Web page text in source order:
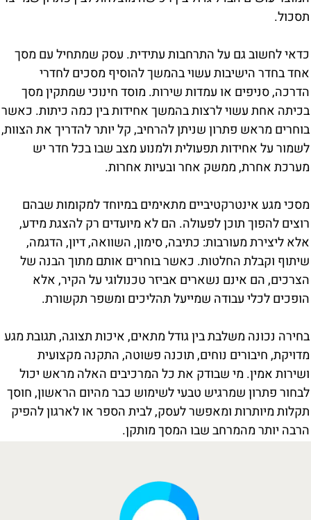
תסכול.
כדאי לחשוב גם על התרחבות עתידית. עסק שמתחיל עם מסך
אחד בחדר הישיבות עשוי בהמשך להוסיף מסכים לחדרי
הדרכה, סניפים או עמדות שירות. מוסד חינוכי שמתקין מסך
בכיתה אחת עשוי לרצות בהמשך אחידות בין כמה כיתות. כאשר
בוחרים מראש פתרון שניתן להרחיב, קל יותר להדריך את הצוות,
לשמור על אחידות תפעולית ולמנוע מצב שבו בכל חדר יש
מערכת אחרת, ממשק אחר ובעיות אחרות.
מסכי מגע אינטרקטיביים מתאימים במיוחד למקומות שבהם
רוצים להפוך תוכן לפעולה. הם לא מיועדים רק להצגת מידע,
אלא ליצירת מעורבות: כתיבה, סימון, השוואה, דיון, הדגמה,
שיתוף וקבלת החלטות. כאשר בוחרים אותם מתוך הבנה של
הצרכים, הם אינם נשארים אביזר טכנולוגי על הקיר, אלא
הופכים לכלי עבודה שמייעל תהליכים ומשפר תקשורת.
בחירה נכונה משלבת בין גודל מתאים, איכות תצוגה, תגובת מגע
מדויקת, חיבורים נוחים, תוכנה פשוטה, התקנה מקצועית
ושירות אמין. מי שבודק את כל המרכיבים האלה מראש יכול
לבחור פתרון שמרגיש טבעי לשימוש כבר מהיום הראשון, חוסך
תקלות מיותרות ומאפשר לעסק, לבית הספר או לארגון להפיק
הרבה יותר מהמרחב שבו המסך מותקן.